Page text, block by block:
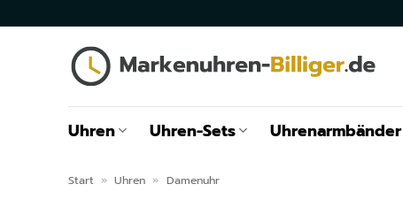
Uhren Uhren-Sets Uhrenarmbänder
Start » Uhren » Damenuhr